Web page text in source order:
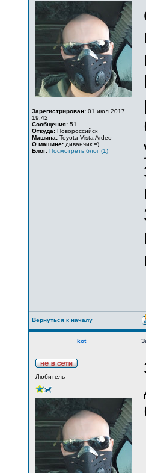
Зарегистрирован: 01 июл 2017,
19:42
Сообщения: 51
Откуда: Новороссийск
Машина: Toyota Vista Ardeo
О машине: диванчик =)
Блог: Посмотреть блог (1)
Вернуться к началу
kot_
Любитель